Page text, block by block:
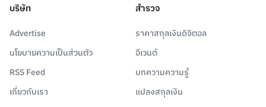
บริษัท
Advertise
นโยบายความเป็นส่วนตัว
RSS Feed
เกี่ยวกับเรา
สำรวจ
ราคาสกุลเงินดิจิตอล
อีเวนต์
บทความความรู้
แปลงสกุลเงิน